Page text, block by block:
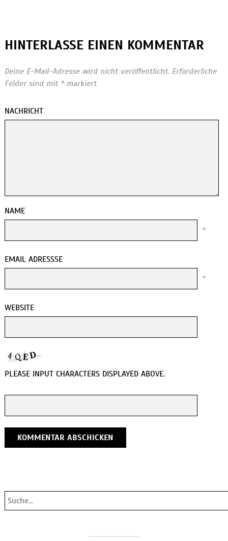
HINTERLASSE EINEN KOMMENTAR
Deine E-Mail-Adresse wird nicht veröffentlicht. Erforderliche
Felder sind mit *markiert
NACHRICHT
NAME
*
EMAIL ADRESSSE
*
WEBSITE
PLEASE INPUT CHARACTERS DISPLAYED ABOVE.